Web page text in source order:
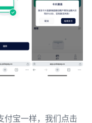
付宝一样，我们点击